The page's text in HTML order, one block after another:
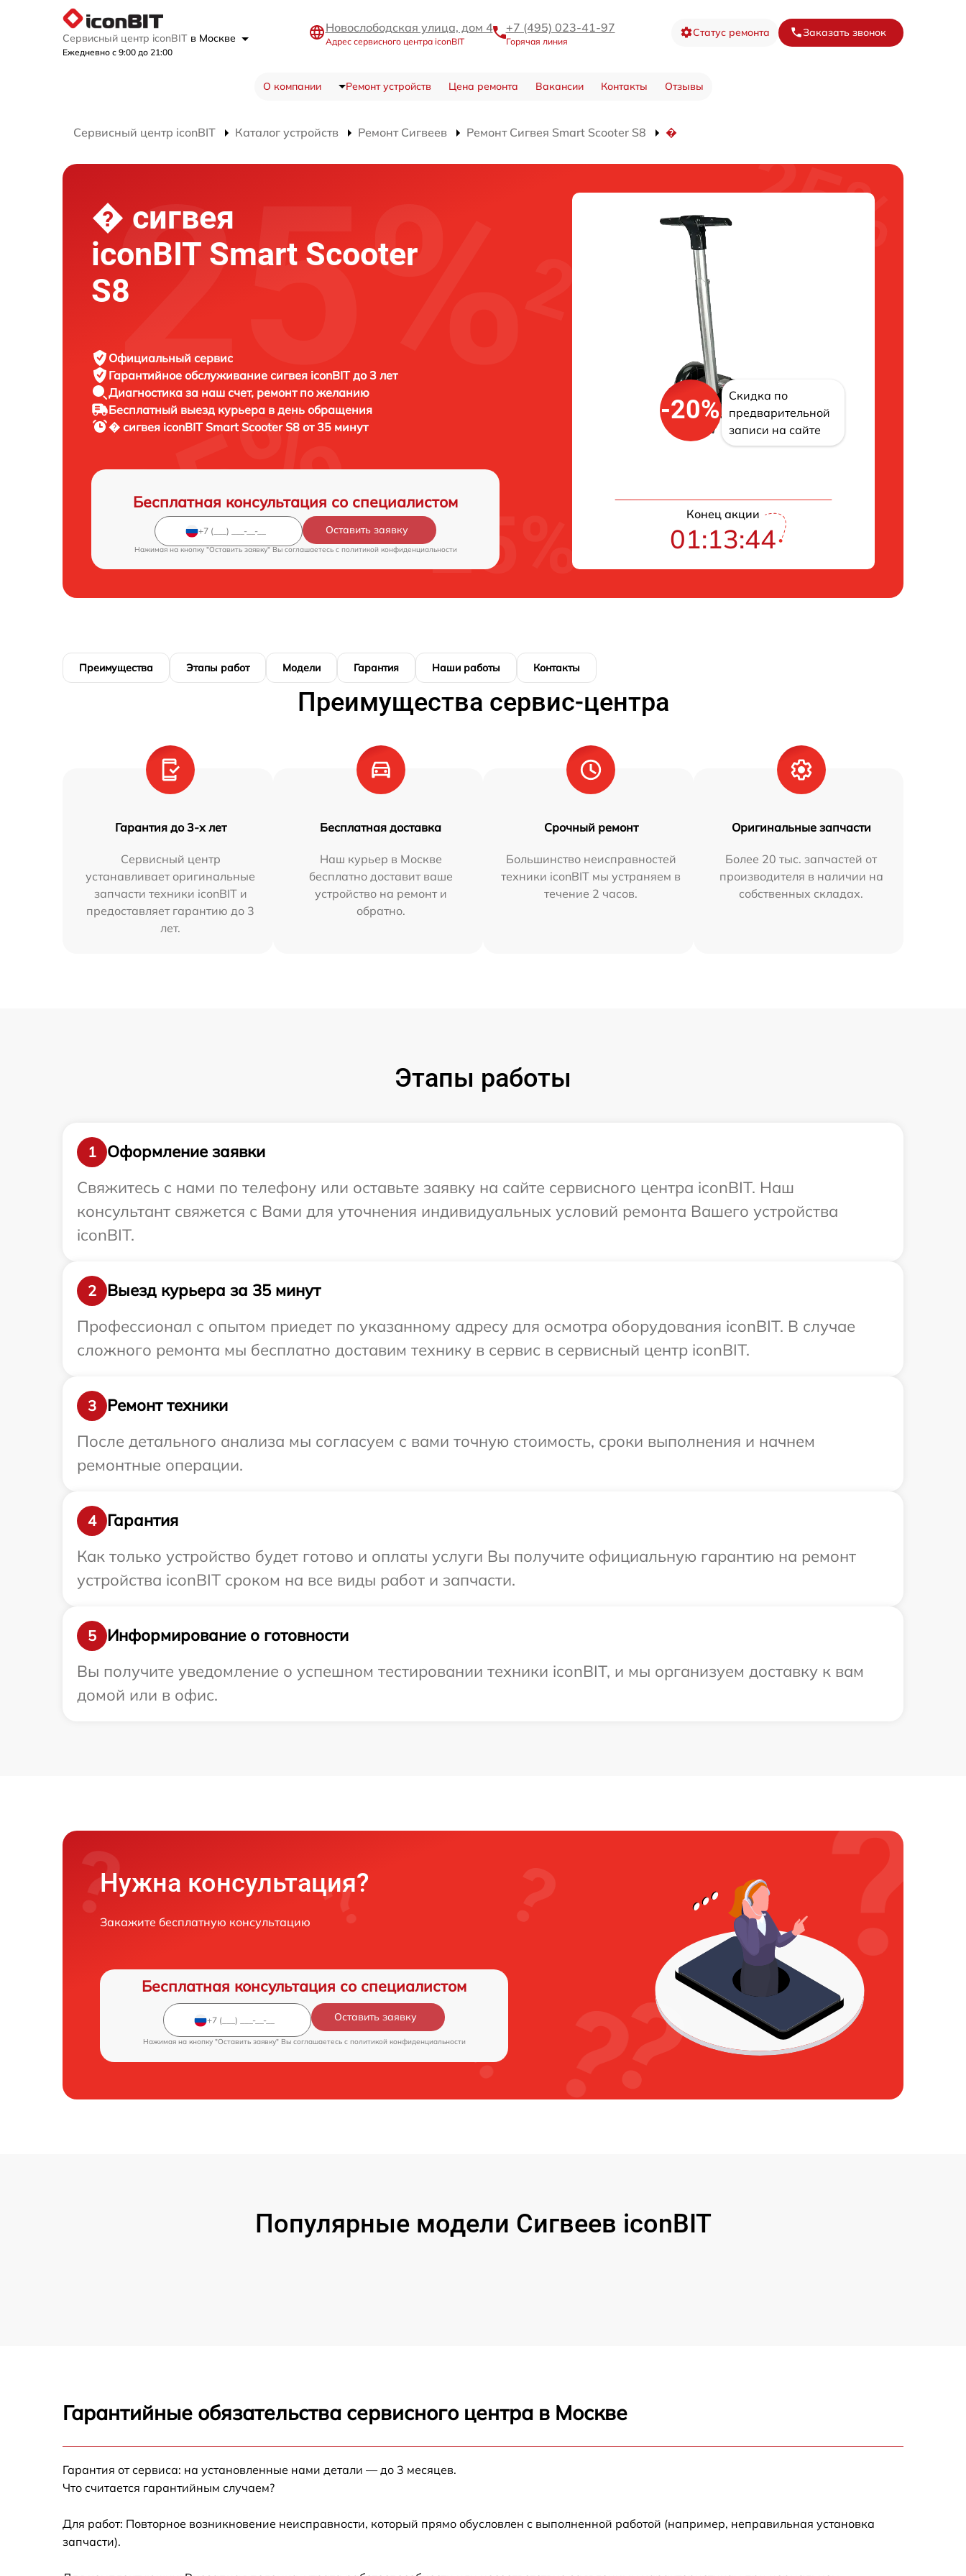
Сервисный центр iconBIT в Москве
Ежедневно с 9:00 до 21:00
Новослободская улица, дом 4
Адрес сервисного центра iconBIT
+7 (495) 023-41-97
Горячая линия
Статус ремонта Заказать звонок
О компании Ремонт устройств Цена ремонта Вакансии Контакты Отзывы
Сервисный центр iconBIT Каталог устройств Ремонт Сигвеев Ремонт Сигвея Smart Scooter S8 �
� сигвея
iconBIT Smart Scooter
S8
Официальный сервис
Гарантийное обслуживание сигвея iconBIT до 3 лет
Диагностика за наш счет, ремонт по желанию
Бесплатный выезд курьера в день обращения
� сигвея iconBIT Smart Scooter S8 от 35 минут
Бесплатная консультация со специалистом
Оставить заявку
Нажимая на кнопку "Оставить заявку" Вы соглашаетесь c политикой конфиденциальности
-20%
Скидка по
предварительной
записи на сайте
Конец акции
01:13:42
Преимущества Этапы работ Модели Гарантия Наши работы Контакты
Преимущества сервис-центра
Гарантия до 3-х лет
Сервисный центр
устанавливает оригинальные
запчасти техники iconBIT и
предоставляет гарантию до 3
лет.
Бесплатная доставка
Наш курьер в Москве
бесплатно доставит ваше
устройство на ремонт и
обратно.
Срочный ремонт
Большинство неисправностей
техники iconBIT мы устраняем в
течение 2 часов.
Оригинальные запчасти
Более 20 тыс. запчастей от
производителя в наличии на
собственных складах.
Этапы работы
1
Оформление заявки
Свяжитесь с нами по телефону или оставьте заявку на сайте сервисного центра iconBIT. Наш
консультант свяжется с Вами для уточнения индивидуальных условий ремонта Вашего устройства
iconBIT.
2
Выезд курьера за 35 минут
Профессионал с опытом приедет по указанному адресу для осмотра оборудования iconBIT. В случае
сложного ремонта мы бесплатно доставим технику в сервис в сервисный центр iconBIT.
3
Ремонт техники
После детального анализа мы согласуем с вами точную стоимость, сроки выполнения и начнем
ремонтные операции.
4
Гарантия
Как только устройство будет готово и оплаты услуги Вы получите официальную гарантию на ремонт
устройства iconBIT сроком на все виды работ и запчасти.
5
Информирование о готовности
Вы получите уведомление о успешном тестировании техники iconBIT, и мы организуем доставку к вам
домой или в офис.
Нужна консультация?
Закажите бесплатную консультацию
Бесплатная консультация со специалистом
Оставить заявку
Нажимая на кнопку "Оставить заявку" Вы соглашаетесь c политикой конфиденциальности
Популярные модели Сигвеев iconBIT
Гарантийные обязательства сервисного центра в Москве
Гарантия от сервиса: на установленные нами детали — до 3 месяцев.
Что считается гарантийным случаем?
Для работ: Повторное возникновение неисправности, который прямо обусловлен с выполненной работой (например, неправильная установка
запчасти).